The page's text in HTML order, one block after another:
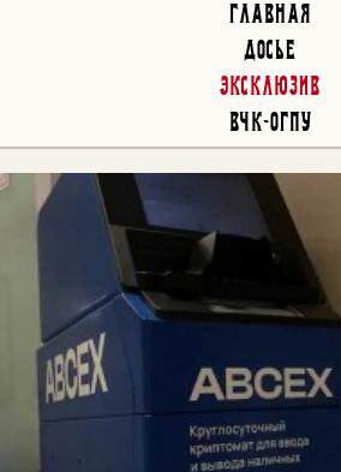
Главная
Досье
Эксклюзив
ВЧК-ОГПУ